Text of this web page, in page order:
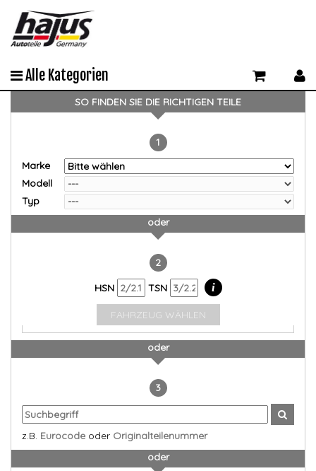
Alle Kategorien
SO FINDEN SIE DIE RICHTIGEN TEILE
1
Marke
Modell
Typ
oder
2
HSN
TSN i
FAHRZEUG WÄHLEN
oder
3
z.B. Eurocode oder Originalteilenummer
oder